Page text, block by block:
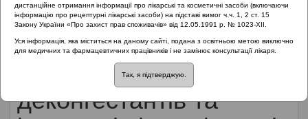
Ризики призначення
муколітиків, топічних
деконгестантів та
дистанційне отримання інформації про лікарські та косметичні засоби (включаючи
інформацію про рецептурні лікарські засоби) на підставі вимог ч.ч. 1, 2 ст. 15
Закону України «Про захист прав споживачів» від 12.05.1991 р. № 1023-XII.
Уся інформація, яка міститься на даному сайті, подана з освітньою метою виключно
для медичних та фармацевтичних працівників і не замінює консультації лікаря.
Так, я підтверджую.